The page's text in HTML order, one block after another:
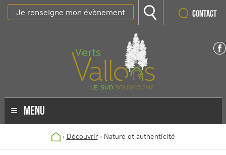
Je renseigne mon évènement Contact
MENU
› Découvrir› Nature et authenticité